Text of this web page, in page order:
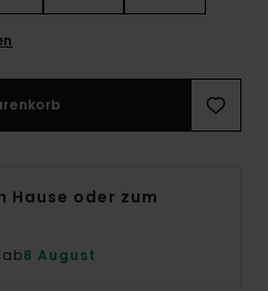
Hause oder zum
8 August